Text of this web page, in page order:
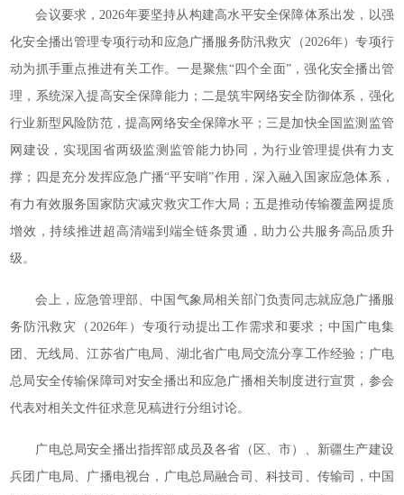
会议要求，2026年要坚持从构建高水平安全保障体系出发，以强
化安全播出管理专项行动和应急广播服务防汛救灾（2026年）专项行
动为抓手重点推进有关工作。一是聚焦“四个全面”，强化安全播出管
理，系统深入提高安全保障能力；二是筑牢网络安全防御体系，强化
行业新型风险防范，提高网络安全保障水平；三是加快全国监测监管
网建设，实现国省两级监测监管能力协同，为行业管理提供有力支
撑；四是充分发挥应急广播“平安哨”作用，深入融入国家应急体系，
有力有效服务国家防灾减灾救灾工作大局；五是推动传输覆盖网提质
增效，持续推进超高清端到端全链条贯通，助力公共服务高品质升
级。
会上，应急管理部、中国气象局相关部门负责同志就应急广播服
务防汛救灾（2026年）专项行动提出工作需求和要求；中国广电集
团、无线局、江苏省广电局、湖北省广电局交流分享工作经验；广电
总局安全传输保障司对安全播出和应急广播相关制度进行宣贯，参会
代表对相关文件征求意见稿进行分组讨论。
广电总局安全播出指挥部成员及各省（区、市）、新疆生产建设
兵团广电局、广播电视台，广电总局融合司、科技司、传输司，中国